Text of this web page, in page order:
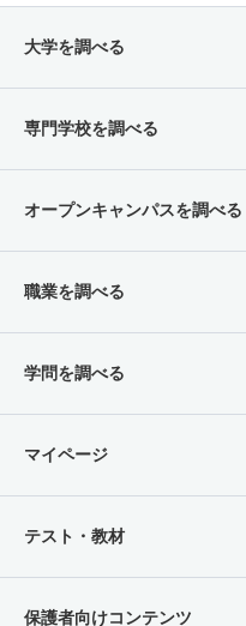
大学を調べる
専門学校を調べる
オープンキャンパスを調べる
職業を調べる
学問を調べる
マイページ
テスト・教材
保護者向けコンテンツ